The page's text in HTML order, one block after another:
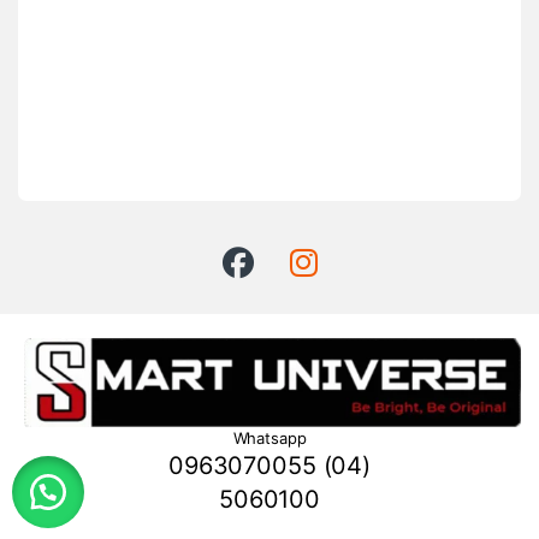
Whatsapp
0963070055 (04)
5060100